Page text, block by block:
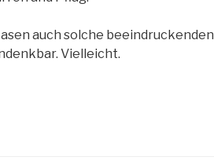
auch solche beeindruckenden
Vielleicht.